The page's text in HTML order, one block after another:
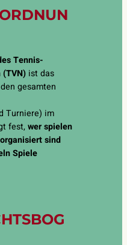
Tennis-
(TVN)ist das
gesamten
Turniere) im
fest,wer spielen
sind
Spiele